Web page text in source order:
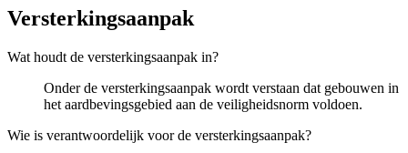
Versterkingsaanpak
Wat houdt de versterkingsaanpak in?
Onder de versterkingsaanpak wordt verstaan dat gebouwen in
het aardbevingsgebied aan de veiligheidsnorm voldoen.
Wie is verantwoordelijk voor de versterkingsaanpak?